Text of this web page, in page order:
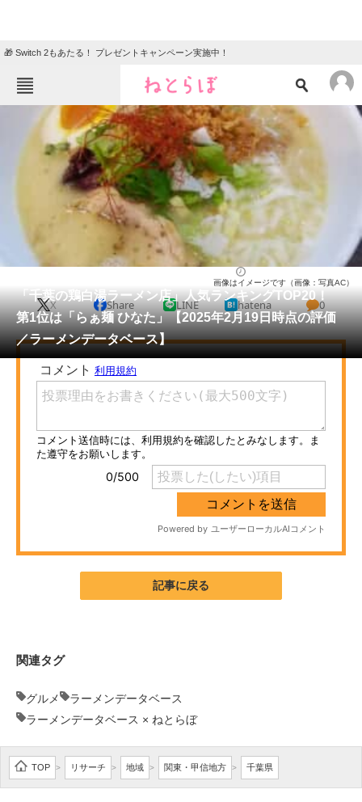
🎁 Switch 2もあたる！ プレゼントキャンペーン実施中！
ねとらぼメニュー
ニュース
エンタメ クイズ
地域
住まい 教育・育児
リサーチ
会員記事
メディア
注目記事を集めた総合ページ
ITの今と未来を見通す
スマホと通信の最新トレンド
進化するPCとデバイスの未来
AI活用のいまが分かる
企業向けIT製品の総合サイト
IT製品の技術・比較・事例
「千葉の鶏白湯ラーメン店」人気ランキングTOP20！
第1位は「らぁ麺 ひなた」【2025年2月19日時点の評価
／ラーメンデータベース】
画像はイメージです（画像：写真AC）
X Share LINE hatena 0
記事に戻る
関連タグ
グルメ
ラーメンデータベース
ラーメンデータベース × ねとらぼ
TOP > リサーチ > 地域 > 関東・甲信地方 > 千葉県